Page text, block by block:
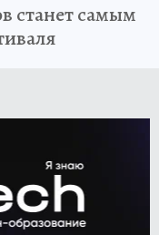
станет самым